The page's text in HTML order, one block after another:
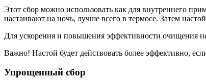
Этот сбор можно использовать как для внутреннего
настаивают на ночь, лучше всего в термосе. Затем
Для ускорения и повышения эффективности очищения
Важно! Настой будет действовать более эффективно,
Упрощенный сбор